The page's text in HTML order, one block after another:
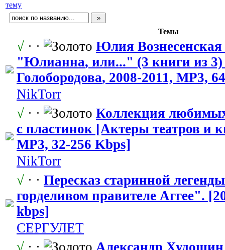
Темы
√ · · Юлия Вознесенская
"Юлианна​, или..." (3 книги из
Голобородова​, 2008-2011, MP3,
NikTorr
√ · ·
Коллекция любимых
с пластинок [Актеры театров и
MP3, 32-256 Kbps]
NikTorr
√ · · Пересказ старинной
горделивом правителе Аггее".
kbps]
СЕРГУЛЕТ
√ · ·
Александр